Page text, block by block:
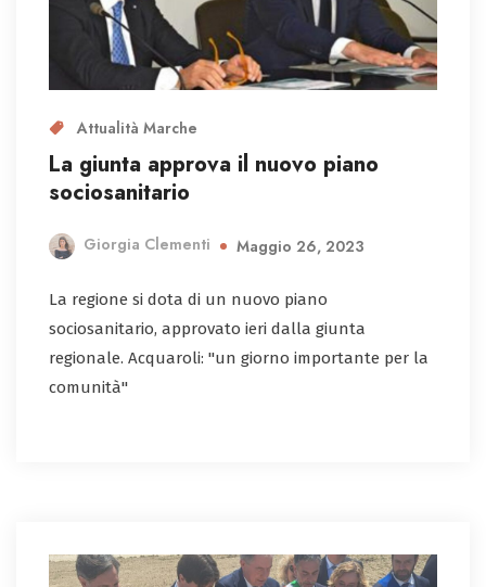
Attualità Marche
La giunta approva il nuovo piano
sociosanitario
Giorgia Clementi Maggio 26, 2023
La regione si dota di un nuovo piano
sociosanitario, approvato ieri dalla giunta
regionale. Acquaroli: "un giorno importante per la
comunità"